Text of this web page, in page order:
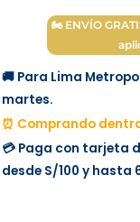
🏍 ENVÍO
🚚 Para Lima
martes.
⏰ Comprando
💳 Paga con tarjeta
desde S/100 y hasta